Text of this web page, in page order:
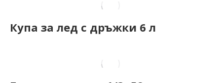
Купа за лед с дръжки 6 л